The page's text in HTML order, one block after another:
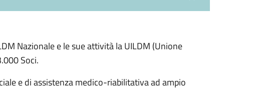
Nazionale e le sue attività la UILDM (Unione
Soci.
e di assistenza medico-riabilitativa ad ampio